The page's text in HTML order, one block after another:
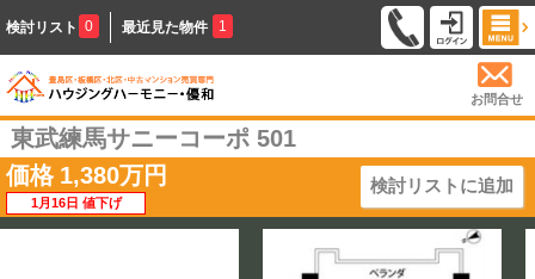
検討リスト 0 最近見た物件 1
お問合せ
東武練馬サニーコーポ 501
価格 1,380万円
1月16日 値下げ
検討リストに追加